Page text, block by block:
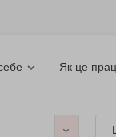
Як це